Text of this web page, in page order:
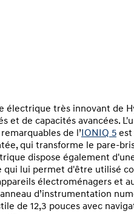
électrique très innovant de
et de capacités avancées.
de l’IONIQ 5
qui transforme le pare-
dispose également
qui lui permet d'être utilisé
électroménagers et
d’instrumentation
de 12,3 pouces avec